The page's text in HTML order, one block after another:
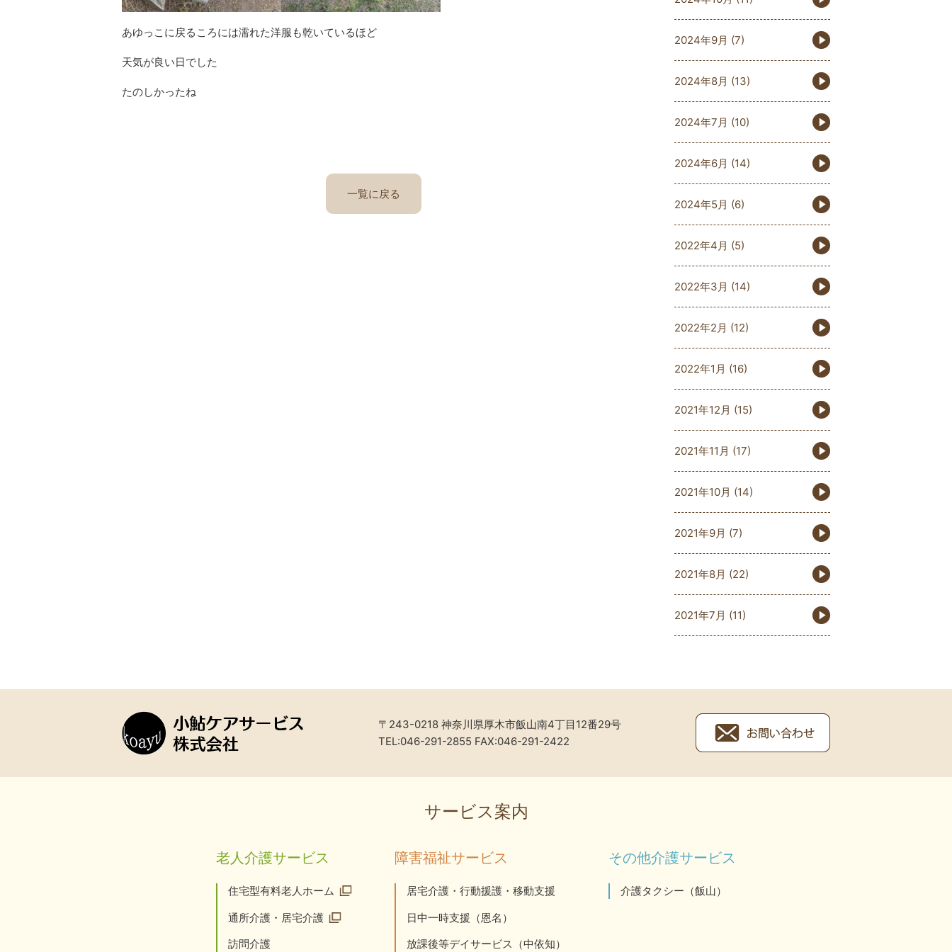
あゆっこに戻るころには濡れた洋服も乾いているほど
天気が良い日でした
たのしかったね
一覧に戻る
2024年9月 (7)
2024年8月 (13)
2024年7月 (10)
2024年6月 (14)
2024年5月 (6)
2022年4月 (5)
2022年3月 (14)
2022年2月 (12)
2022年1月 (16)
2021年12月 (15)
2021年11月 (17)
2021年10月 (14)
2021年9月 (7)
2021年8月 (22)
2021年7月 (11)
〒243-0218 神奈川県厚木市飯山南4丁目12番29号
TEL:046-291-2855 FAX:046-291-2422
サービス案内
老人介護サービス
住宅型有料老人ホーム
通所介護・居宅介護
訪問介護
障害福祉サービス
居宅介護・行動援護・移動支援
日中一時支援（恩名）
放課後等デイサービス（中依知）
その他介護サービス
介護タクシー（飯山）